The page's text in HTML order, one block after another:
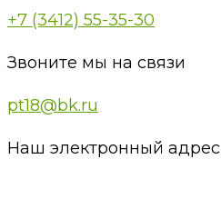
+7 (3412) 55-35-30
Звоните мы на связи
pt18@bk.ru
Наш электронный адрес